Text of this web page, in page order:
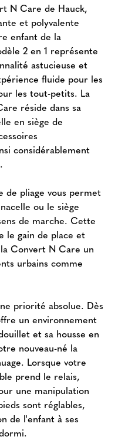
N Care de Hauck,
et polyvalente
enfant de la
2 en 1 représente
astucieuse et
fluide pour les
les tout-petits. La
réside dans sa
en siège de
considérablement
de pliage vous permet
ou le siège
de marche. Cette
le gain de place et
Convert N Care un
urbains comme
priorité absolue. Dès
un environnement
et sa housse en
nouveau-né la
Lorsque votre
prend le relais,
une manipulation
sont réglables,
de l'enfant à ses